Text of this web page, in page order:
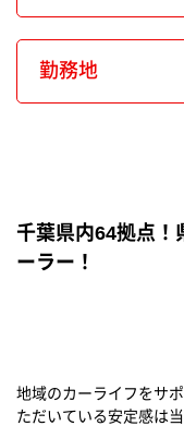
勤務地
千葉県内64拠点！
ーラー！
地域のカーライフをサ
ただいている安定感は